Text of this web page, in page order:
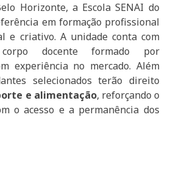
Horizonte, a Escola SENAI do
em formação profissional
e criativo. A unidade conta com
docente formado por
experiência no mercado. Além
selecionados terão direito
e alimentação, reforçando o
o acesso e a permanência dos